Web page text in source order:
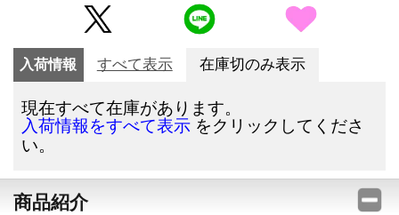
入荷情報 すべて表示 在庫切のみ表示
現在すべて在庫があります。
入荷情報をすべて表示 をクリックしてくださ
い。
商品紹介